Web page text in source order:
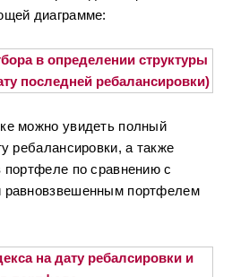
диаграмме:
можно увидеть полный
ребалансировки, а также
портфеле по сравнению с
портфелем